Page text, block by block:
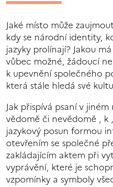
Jaké místo může
kdy se národní identity,
jazyky prolínají? Jakou
vůbec možné, žádoucí
k upevnění společného
která stále hledá své
Jak přispívá psaní v
vědomě či nevědomě , k
jazykový posun formou
otevřením se společné
zakládajícím aktem při
vyprávění, které je
vzpomínky a symboly